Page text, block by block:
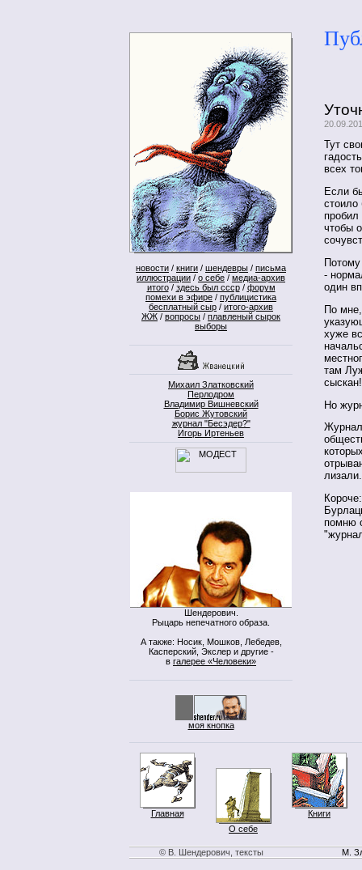
новости / книги / шендевры / письма
иллюстрации / о себе / медиа-архив
итого/ здесь был ссср/ форум
помехи в эфире / публицистика
бесплатный сыр / итого-архив
ЖЖ / вопросы / плавленый сырок
выборы
Михаил Златковский
Перлодром
Владимир Вишневский
Борис Жутовский
журнал "Бесэдер?"
Игорь Иртеньев
Шендерович.
Рыцарь непечатного образа.
А также: Носик, Мошков, Лебедев,
Касперский, Экслер и другие -
в галерее «Человеки»
моя кнопка
Тут
всех
Если
стоило
чтобы
-
один
По
хуже
там
сыскан!
Но
лизали.
помню
Главная
О себе
Книги
© В. Шендерович, тексты М.